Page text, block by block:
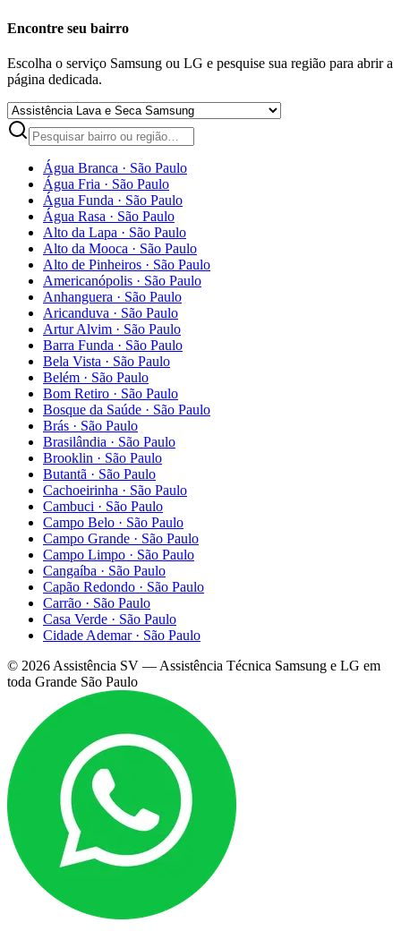
Encontre seu bairro
Escolha o serviço Samsung ou LG e pesquise sua região para abrir a
página dedicada.
Água Branca · São Paulo
Água Fria · São Paulo
Água Funda · São Paulo
Água Rasa · São Paulo
Alto da Lapa · São Paulo
Alto da Mooca · São Paulo
Alto de Pinheiros · São Paulo
Americanópolis · São Paulo
Anhanguera · São Paulo
Aricanduva · São Paulo
Artur Alvim · São Paulo
Barra Funda · São Paulo
Bela Vista · São Paulo
Belém · São Paulo
Bom Retiro · São Paulo
Bosque da Saúde · São Paulo
Brás · São Paulo
Brasilândia · São Paulo
Brooklin · São Paulo
Butantã · São Paulo
Cachoeirinha · São Paulo
Cambuci · São Paulo
Campo Belo · São Paulo
Campo Grande · São Paulo
Campo Limpo · São Paulo
Cangaíba · São Paulo
Capão Redondo · São Paulo
Carrão · São Paulo
Casa Verde · São Paulo
Cidade Ademar· São Paulo
© 2026Assistência SV — Assistência Técnica Samsung e LG em
toda Grande São Paulo